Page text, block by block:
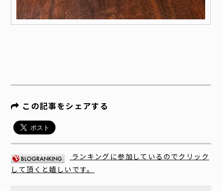
この記事をシェアする
ランキングに参加しているのでクリック
して頂くと嬉しいです。